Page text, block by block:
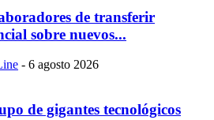
de transferir
sobre nuevos...
- 6 agosto 2026
de gigantes tecnológicos